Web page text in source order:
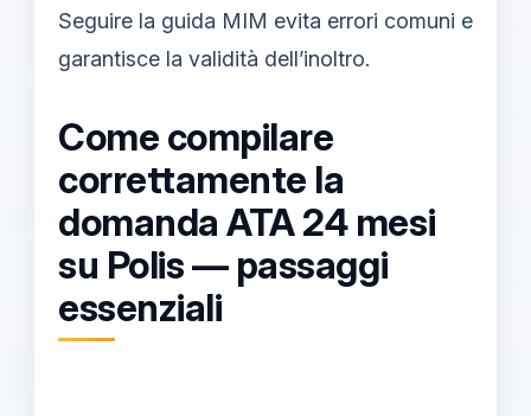
Seguire la guida MIM evita errori comuni e
garantisce la validità dell’inoltro.
Come compilare
correttamente la
domanda ATA 24 mesi
su Polis — passaggi
essenziali